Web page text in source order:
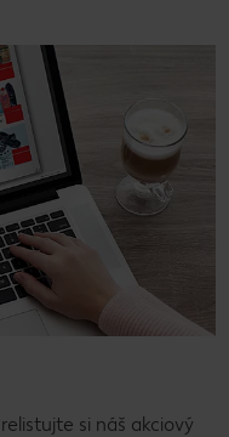
si náš akciový